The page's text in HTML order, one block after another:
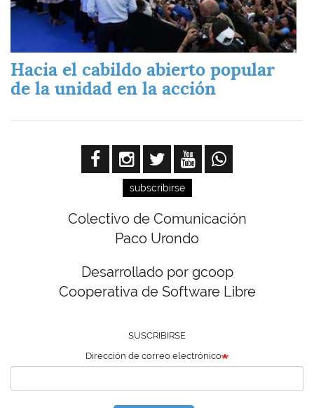
Hacia el cabildo abierto popular
de la unidad en la acción
subscribirse
Colectivo de Comunicación
Paco Urondo
Desarrollado por gcoop
Cooperativa de Software Libre
SUSCRIBIRSE
Dirección de correo electrónico